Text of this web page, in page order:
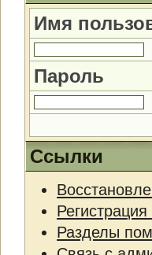
Имя
Пароль
Ссылки
Разделы